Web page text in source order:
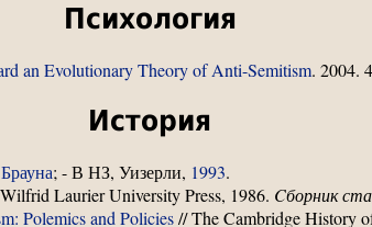
Психология
an Evolutionary Theory of Anti-Semitism. 2004.
История
Брауна; - В НЗ, Уизерли, 1993.
Laurier University Press, 1986. Cборник
Polemics and Policies// The Cambridge History